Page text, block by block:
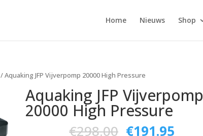
Home Nieuws Shop
/ Aquaking JFP Vijverpomp 20000 High Pressure
Aquaking JFP
20000 High Pressure
€298.00 €191.95